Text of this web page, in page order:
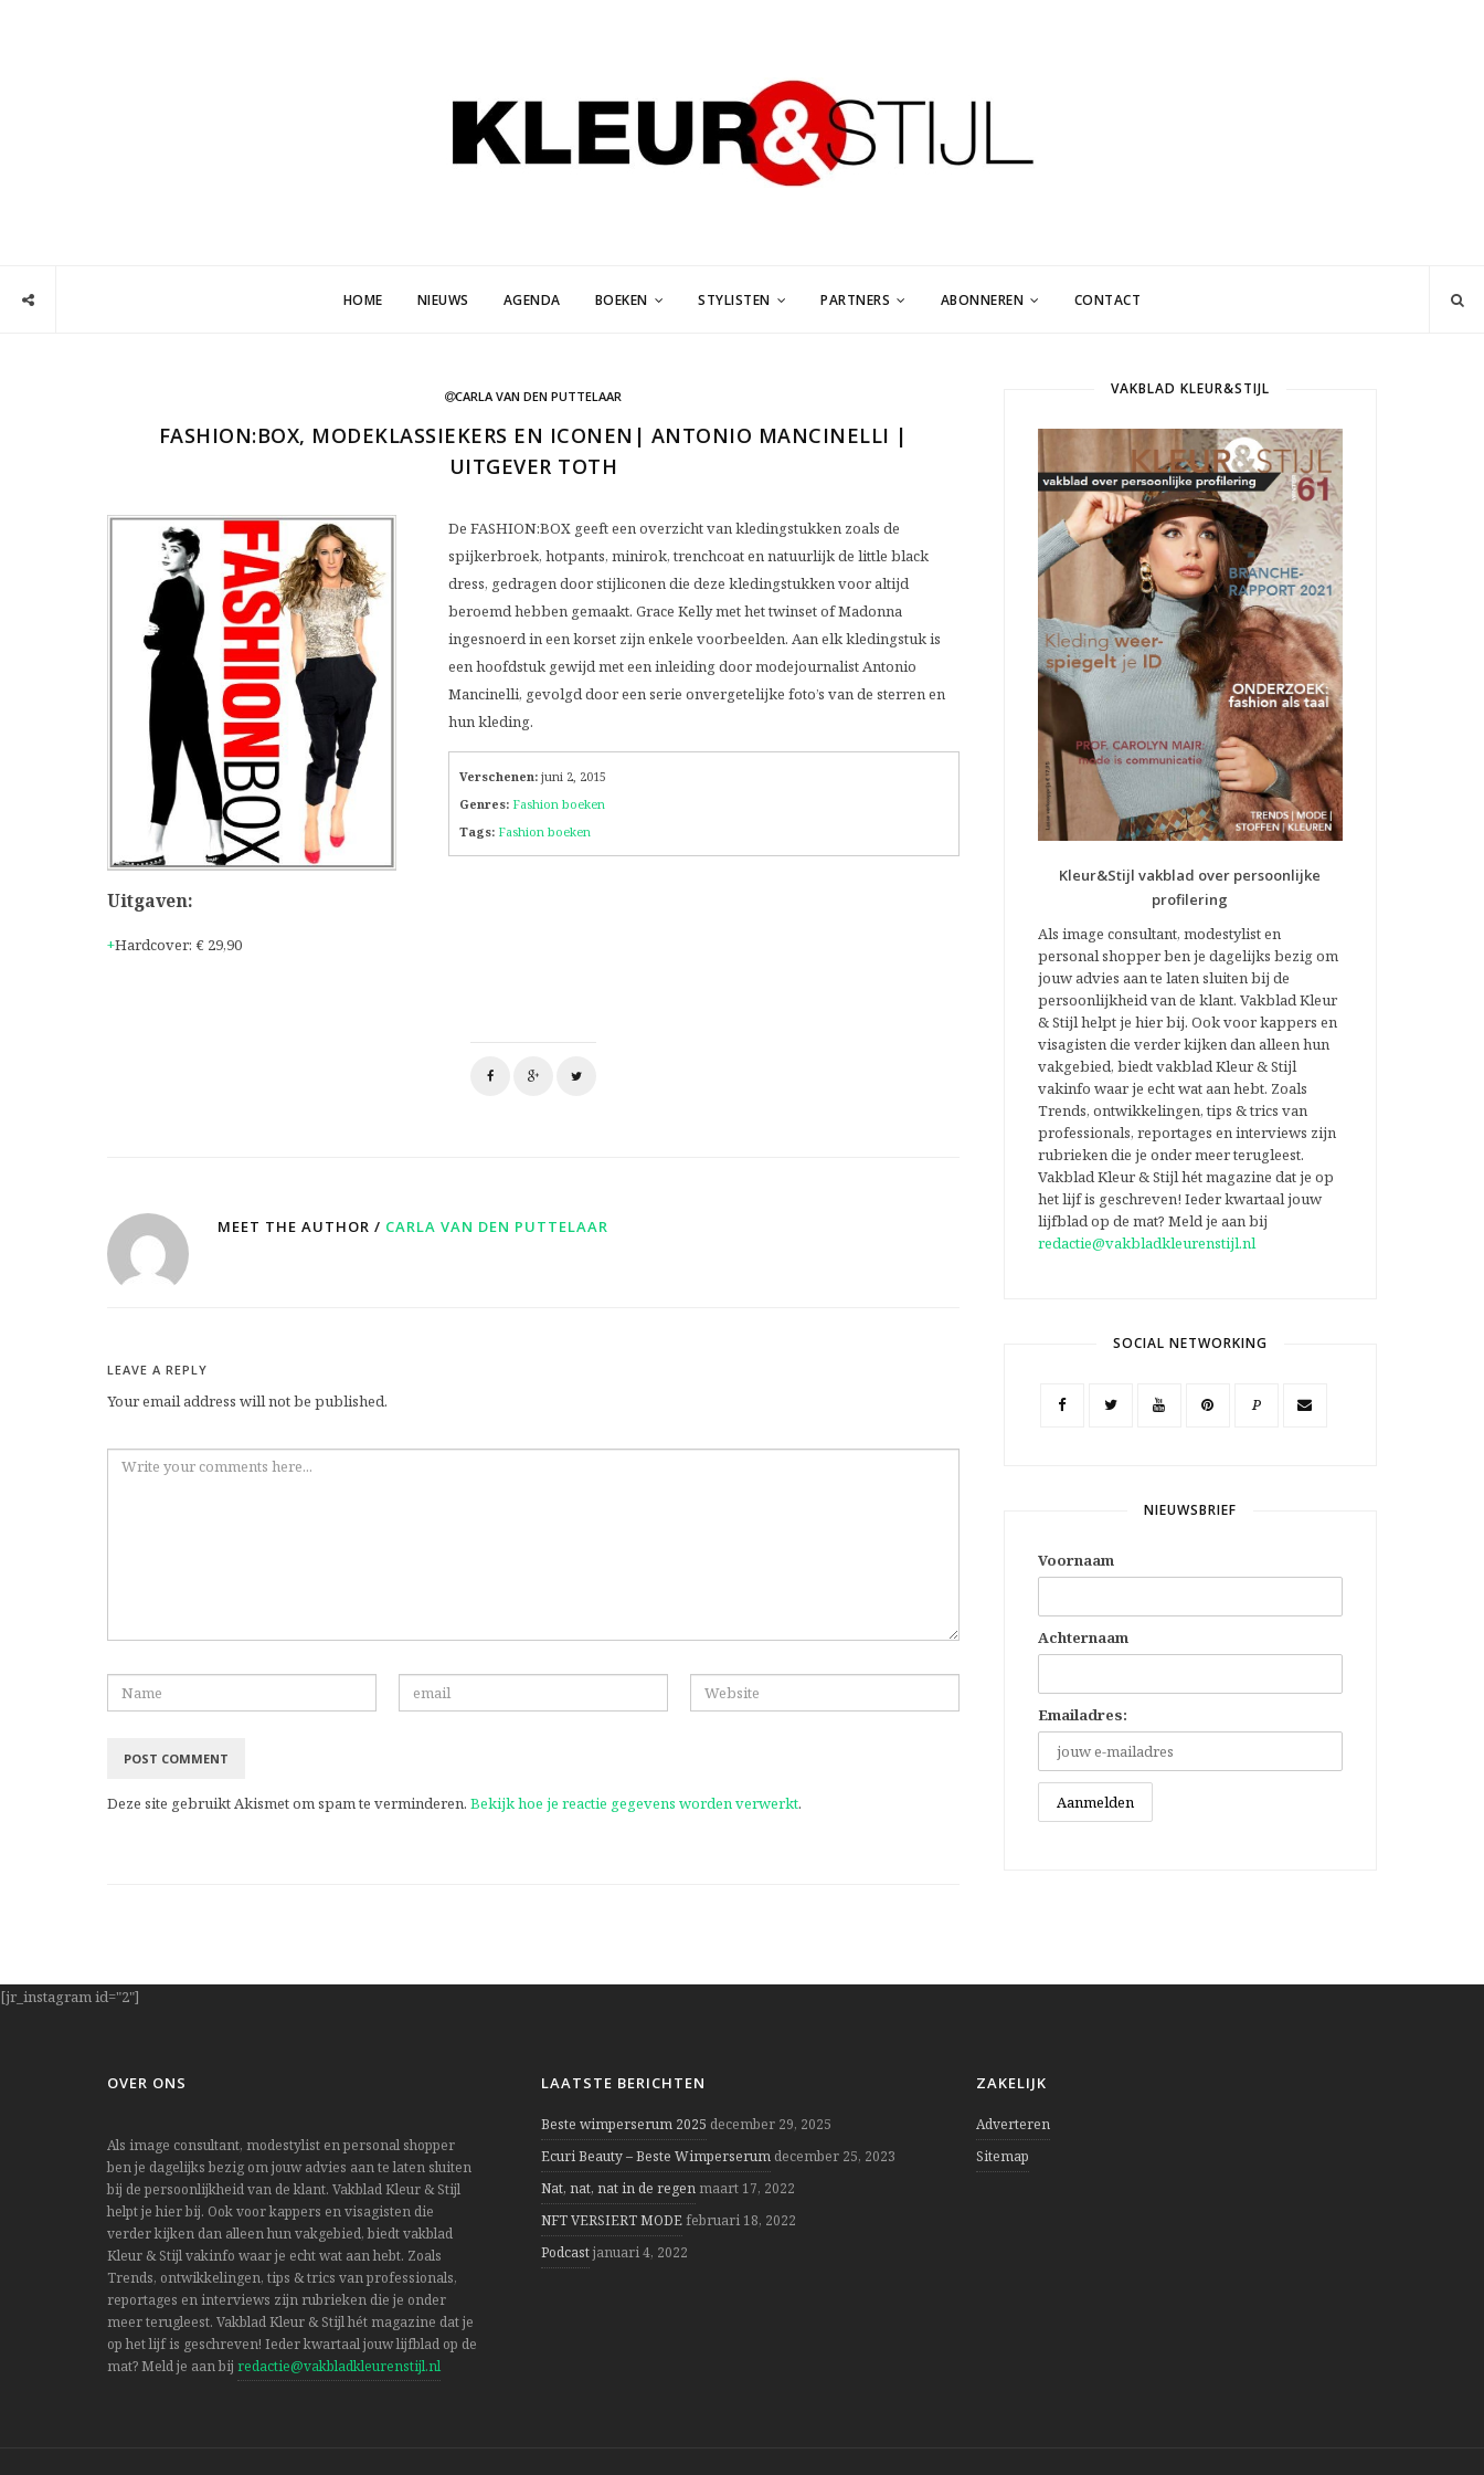
HOME NIEUWS AGENDA BOEKEN STYLISTEN PARTNERS ABONNEREN CONTACT
CARLA VAN DEN PUTTELAAR
FASHION:BOX, MODEKLASSIEKERS EN ICONEN| ANTONIO MANCINELLI |
UITGEVER TOTH
Uitgaven:
Hardcover: € 29,90
De FASHION:BOX geeft een overzicht van kledingstukken zoals de
spijkerbroek, hotpants, minirok, trenchcoat en natuurlijk de little black
dress, gedragen door stijliconen die deze kledingstukken voor altijd
beroemd hebben gemaakt. Grace Kelly met het twinset of Madonna
ingesnoerd in een korset zijn enkele voorbeelden. Aan elk kledingstuk is
een hoofdstuk gewijd met een inleiding door modejournalist Antonio
Mancinelli, gevolgd door een serie onvergetelijke foto’s van de sterren en
hun kleding.
Verschenen: juni 2, 2015
Genres: Fashion boeken
Tags: Fashion boeken
MEET THE AUTHOR / CARLA VAN DEN PUTTELAAR
LEAVE A REPLY
Your email address will not be published.
Deze site gebruikt Akismet om spam te verminderen. Bekijk hoe je reactie gegevens worden verwerkt.
VAKBLAD KLEUR&STIJL
Kleur&Stijl vakblad over persoonlijke
profilering
Als image consultant, modestylist en
personal shopper ben je dagelijks bezig om
jouw advies aan te laten sluiten bij de
persoonlijkheid van de klant. Vakblad Kleur
& Stijl helpt je hier bij. Ook voor kappers en
visagisten die verder kijken dan alleen hun
vakgebied, biedt vakblad Kleur & Stijl
vakinfo waar je echt wat aan hebt. Zoals
Trends, ontwikkelingen, tips & trics van
professionals, reportages en interviews zijn
rubrieken die je onder meer terugleest.
Vakblad Kleur & Stijl hét magazine dat je op
het lijf is geschreven! Ieder kwartaal jouw
lijfblad op de mat? Meld je aan bij
redactie@vakbladkleurenstijl.nl
SOCIAL NETWORKING
P
NIEUWSBRIEF
Voornaam
Achternaam
Emailadres:
[jr_instagram id="2"]
OVER ONS
Als image consultant, modestylist en personal shopper
ben je dagelijks bezig om jouw advies aan te laten sluiten
bij de persoonlijkheid van de klant. Vakblad Kleur & Stijl
helpt je hier bij. Ook voor kappers en visagisten die
verder kijken dan alleen hun vakgebied, biedt vakblad
Kleur & Stijl vakinfo waar je echt wat aan hebt. Zoals
Trends, ontwikkelingen, tips & trics van professionals,
reportages en interviews zijn rubrieken die je onder
meer terugleest. Vakblad Kleur & Stijl hét magazine dat je
op het lijf is geschreven! Ieder kwartaal jouw lijfblad op de
mat? Meld je aan bij redactie@vakbladkleurenstijl.nl
LAATSTE BERICHTEN
Beste wimperserum 2025 december 29, 2025
Ecuri Beauty – Beste Wimperserum december 25, 2023
Nat, nat, nat in de regen maart 17, 2022
NFT VERSIERT MODEfebruari 18, 2022
Podcastjanuari 4, 2022
ZAKELIJK
Adverteren
Sitemap